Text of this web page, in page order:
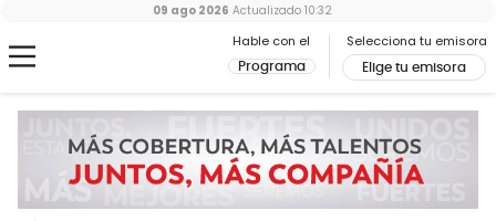
Hable con el
Programa
Selecciona tu emisora
Elige tu emisora
09 ago 2026 Actualizado 10:32